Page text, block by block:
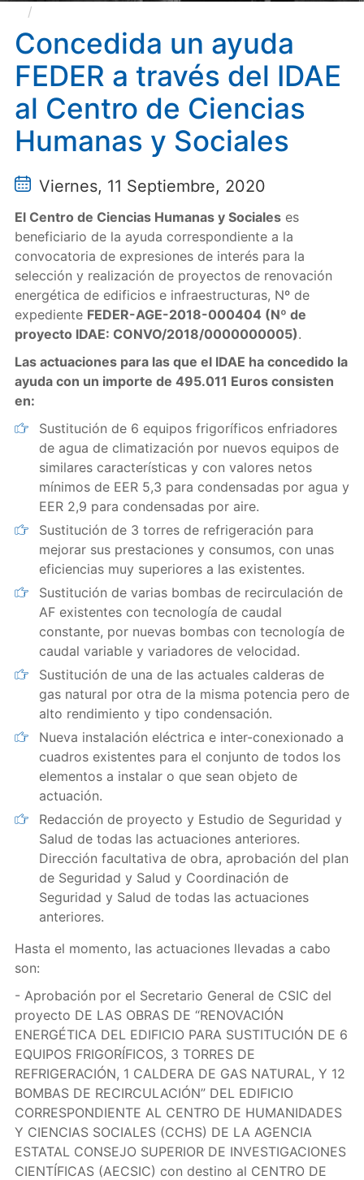
Centro de Ciencias Humanas y Sociales
Concedida un ayuda
FEDER a través del IDAE
al Centro de Ciencias
Humanas y Sociales
Viernes, 11 Septiembre, 2020
El Centro de Ciencias Humanas y Socialeses
beneficiario de la ayuda correspondiente a la
convocatoria de expresiones de interés para la
selección y realización de proyectos de renovación
energética de edificios e infraestructuras, Nº de
expediente FEDER-AGE-2018-000404 (Nº de
proyecto IDAE: CONVO/2018/0000000005).
Las actuaciones para las que el IDAE ha concedido la
ayuda con un importe de 495.011 Euros consisten
en:
Sustitución de 6 equipos frigoríficos enfriadores
de agua de climatización por nuevos equipos de
similares características y con valores netos
mínimos de EER 5,3 para condensadas por agua y
EER 2,9 para condensadas por aire.
Sustitución de 3 torres de refrigeración para
mejorar sus prestaciones y consumos, con unas
eficiencias muy superiores a las existentes.
Sustitución de varias bombas de recirculación de
AF existentes con tecnología de caudal
constante, por nuevas bombas con tecnología de
caudal variable y variadores de velocidad.
Sustitución de una de las actuales calderas de
gas natural por otra de la misma potencia pero de
alto rendimiento y tipo condensación.
Nueva instalación eléctrica e inter-conexionado a
cuadros existentes para el conjunto de todos los
elementos a instalar o que sean objeto de
actuación.
Redacción de proyecto y Estudio de Seguridad y
Salud de todas las actuaciones anteriores.
Dirección facultativa de obra, aprobación del plan
de Seguridad y Salud y Coordinación de
Seguridad y Salud de todas las actuaciones
anteriores.
Hasta el momento, las actuaciones llevadas a cabo
son:
- Aprobación por el Secretario General de CSIC del
proyecto DE LAS OBRAS DE “RENOVACIÓN
ENERGÉTICA DEL EDIFICIO PARA SUSTITUCIÓN DE 6
EQUIPOS FRIGORÍFICOS, 3 TORRES DE
REFRIGERACIÓN, 1 CALDERA DE GAS NATURAL, Y 12
BOMBAS DE RECIRCULACIÓN” DEL EDIFICIO
CORRESPONDIENTE AL CENTRO DE HUMANIDADES
Y CIENCIAS SOCIALES (CCHS) DE LA AGENCIA
ESTATAL CONSEJO SUPERIOR DE INVESTIGACIONES
CIENTÍFICAS (AECSIC) con destino al CENTRO DE